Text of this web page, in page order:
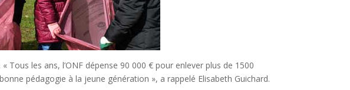
les ans, l’ONF dépense 90 000 € pour enlever plus de 1500
pédagogie à la jeune génération », a rappelé Elisabeth Guichard.